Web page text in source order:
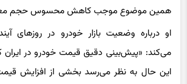
همین موضوع موجب کاهش محسوس حجم
او درباره وضعیت بازار خودرو در روزهای
می‌کند: «پیش‌بینی دقیق قیمت خودرو در ایران
این حال به نظر می‌رسد بخشی از افزایش